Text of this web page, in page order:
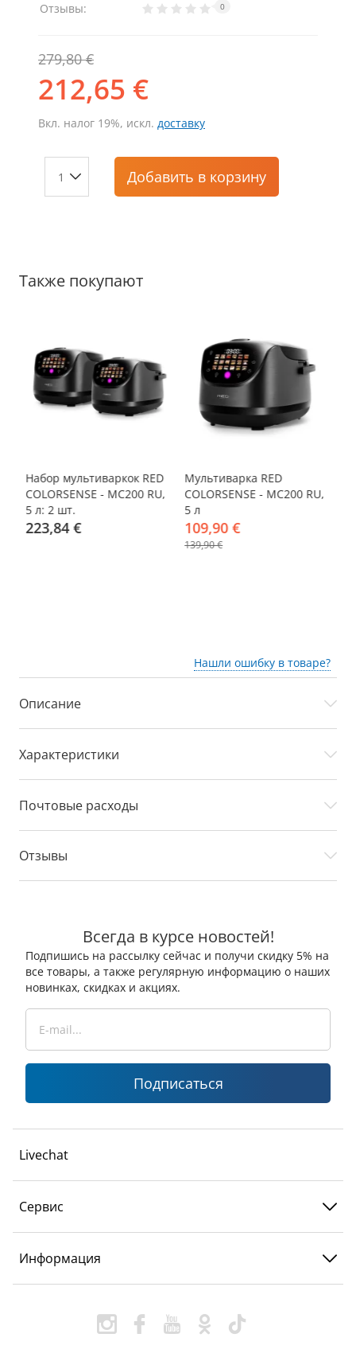
Отзывы:
0
279,80 €
212,65 €
Вкл. налог 19%, искл. доставку
Добавить в корзину
Также покупают
-20%
Набор мультиваркок RED
COLORSENSE - MC200 RU,
5 л: 2 шт.
223,84 €
-21%
Мультиварка RED
COLORSENSE - MC200 RU,
5 л
109,90 €
139,90 €
Нашли ошибку в товаре?
Описание
Характеристики
Почтовые расходы
Отзывы
Всегда в курсе новостей!
Подпишись на рассылку сейчас и получи скидку 5% на
все товары, а также регулярную информацию о наших
новинках, скидках и акциях.
Подписаться
Livechat
Сервис
Информация